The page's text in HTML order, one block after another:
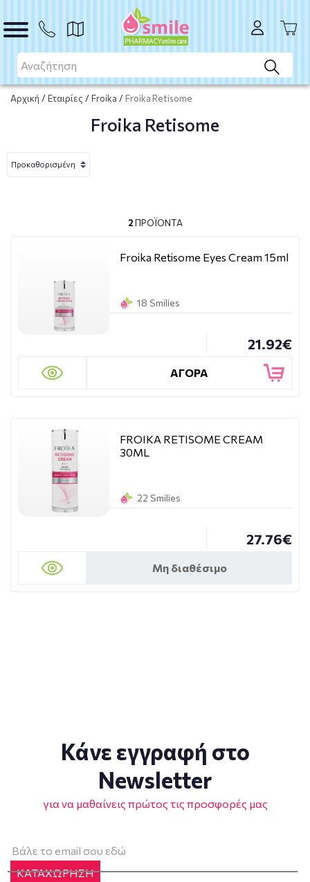
Αρχική /Εταιρίες /Froika / Froika Retisome
Froika Retisome
2ΠΡΟΪΌΝΤΑ
Froika Retisome Eyes Cream 15ml
18 Smilies
21.92€
ΑΓΟΡΑ
FROIKA RETISOME CREAM
30ML
22 Smilies
27.76€
Μη διαθέσιμο
Κάνε εγγραφή στο
Newsletter
για να μαθαίνεις πρώτος τις προσφορές μας
ΚΑΤΑΧΩΡΗΣΗ